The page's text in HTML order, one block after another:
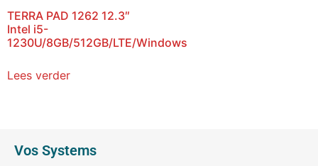
TERRA PAD 1262 12.3″
Intel i5-
1230U/8GB/512GB/LTE/Windows
Lees verder
Vos Systems